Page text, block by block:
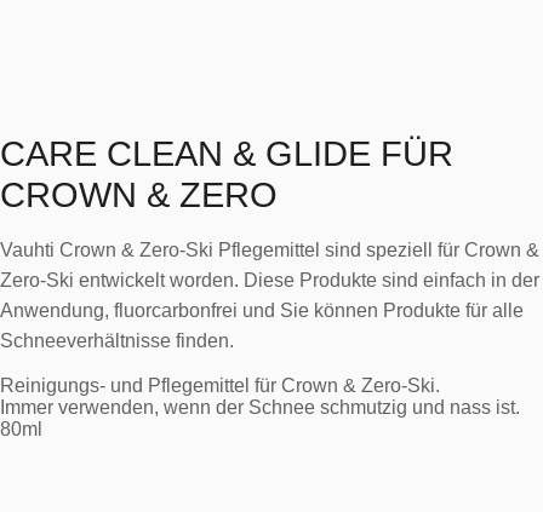
CARE CLEAN & GLIDE FÜR
CROWN & ZERO
Vauhti Crown & Zero-Ski Pflegemittel sind speziell für Crown &
Zero-Ski entwickelt worden. Diese Produkte sind einfach in der
Anwendung, fluorcarbonfrei und Sie können Produkte für alle
Schneeverhältnisse finden.
Reinigungs- und Pflegemittel für Crown & Zero-Ski.
Immer verwenden, wenn der Schnee schmutzig und nass ist.
80ml